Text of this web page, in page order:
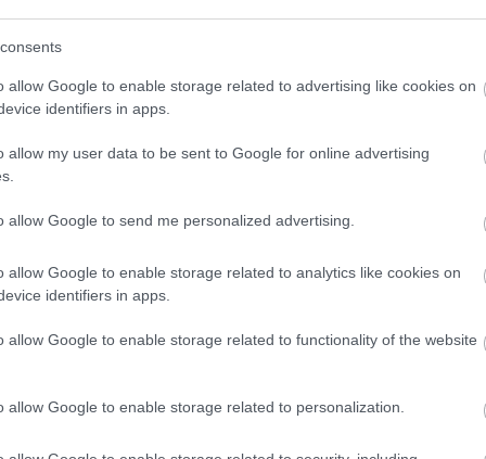
allow Google to enable storage related to advertising like cookies on
identifiers in apps.
allow my user data to be sent to Google for online advertising
allow Google to send me personalized advertising.
allow Google to enable storage related to analytics like cookies on
identifiers in apps.
allow Google to enable storage related to functionality of the website
allow Google to enable storage related to personalization.
zanesené lístím či vetvičkami, čo bráni
môže dôjsť k poškodeniu